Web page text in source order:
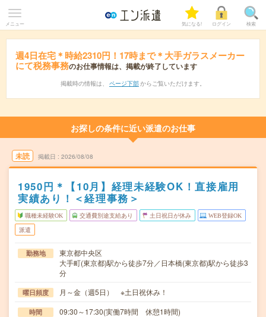
メニュー 気になる! ログイン 検索
週4日在宅＊時給2310円！17時まで＊大手ガラスメーカー
にて税務事務のお仕事情報は、掲載が終了しています
掲載時の情報は、 ページ下部 からご覧いただけます。
お探しの条件に近い派遣のお仕事
未読 掲載日 2026/08/08
1950円＊【10月】経理未経験OK！直接雇用
実績あり！＜経理事務＞
職種未経験OK 交通費別途支給あり 土日祝日が休み WEB登録OK
派遣
勤務地
東京都中央区
大手町(東京都)駅から徒歩7分／日本橋(東京都)駅から徒歩3
分
曜日頻度 月～金（週5日） ※土日祝休み！
時間 09:30～17:30(実働7時間 休憩1時間)